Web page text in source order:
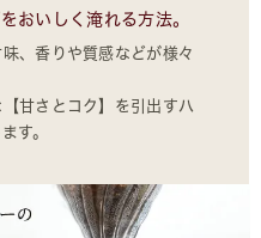
おいしく淹れる方法。
、香りや質感などが様々
甘さとコク】を引出すハ
す。